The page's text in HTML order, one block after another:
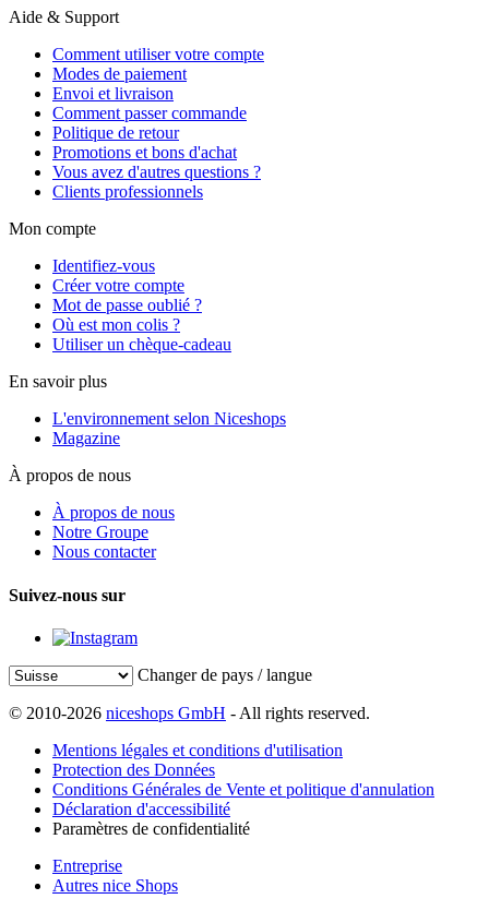
Aide & Support
Comment utiliser votre compte
Modes de paiement
Envoi et livraison
Comment passer commande
Politique de retour
Promotions et bons d'achat
Vous avez d'autres questions ?
Clients professionnels
Mon compte
Identifiez-vous
Créer votre compte
Mot de passe oublié ?
Où est mon colis ?
Utiliser un chèque-cadeau
En savoir plus
L'environnement selon Niceshops
Magazine
À propos de nous
À propos de nous
Notre Groupe
Nous contacter
Suivez-nous sur
Changer de pays / langue
© 2010-2026 niceshops GmbH - All rights reserved.
Mentions légales et conditions d'utilisation
Protection des Données
Conditions Générales de Vente et politique d'annulation
Déclaration d'accessibilité
Paramètres de confidentialité
Entreprise
Autres nice Shops